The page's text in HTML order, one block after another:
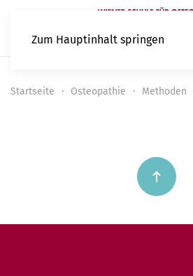
Zum Hauptinhalt springen
Startseite Osteopathie Methoden